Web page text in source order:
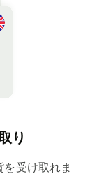
り
受け取れま